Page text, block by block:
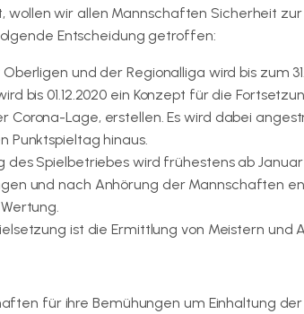
wollen wir allen Mannschaften Sicherheit
Entscheidung getroffen:
und der Regionalliga wird bis zum
bis 01.12.2020 ein Konzept für die
Corona-Lage, erstellen. Es wird dabei
Punktspieltag hinaus.
des Spielbetriebes wird frühestens ab
und nach Anhörung der Mannschaften
ist die Ermittlung von Meistern und
für ihre Bemühungen um Einhaltung